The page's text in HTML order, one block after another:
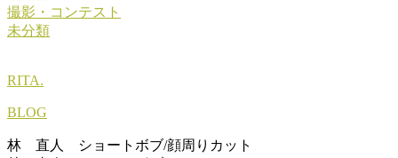
撮影・コンテスト
未分類
RITA.
BLOG
林 直人 ショートボブ/顔周りカット